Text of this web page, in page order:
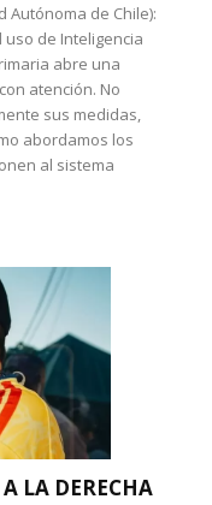
Autónoma de Chile):
de Inteligencia
abre una
atención. No
sus medidas,
abordamos los
al sistema
LA DERECHA